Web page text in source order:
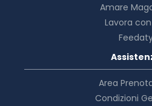
Amare
Lavora con
Area
Condizioni